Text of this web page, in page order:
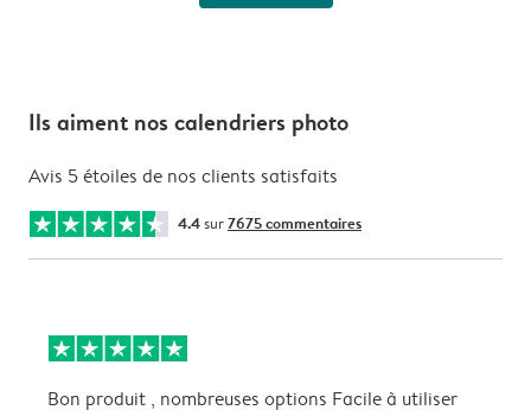
Ils aiment nos calendriers photo
Avis 5 étoiles de nos clients satisfaits
4.4sur7675 commentaires
Bon produit , nombreuses options Facile à utiliser